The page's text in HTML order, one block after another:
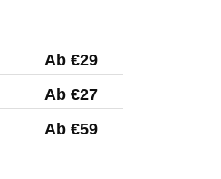
Ab €29
Ab €27
Ab €59